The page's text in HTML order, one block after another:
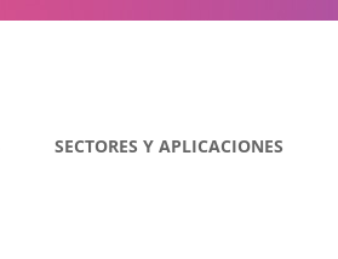
SECTORES Y APLICACIONES